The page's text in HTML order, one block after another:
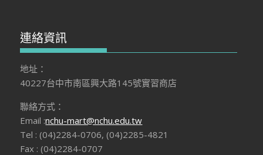
連絡資訊
地址：
40227台中市南區興大路145號實習商店
聯絡方式：
Email :nchu-mart@nchu.edu.tw
Tel : (04)2284-0706, (04)2285-4821
Fax : (04)2284-0707